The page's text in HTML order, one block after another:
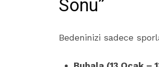
Sonu”
Bedeninizi sadece